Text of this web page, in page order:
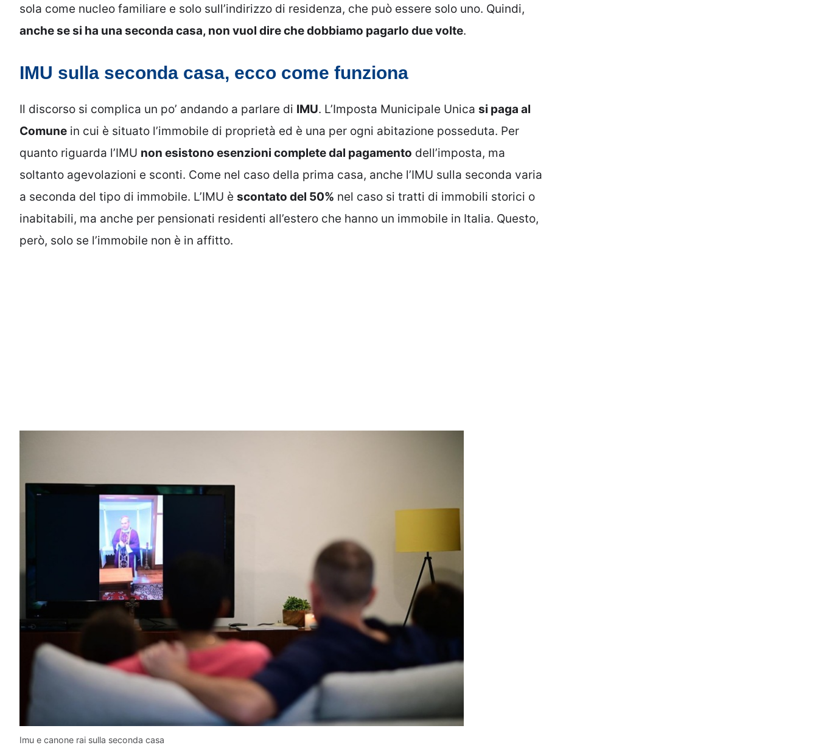
sola come nucleo familiare e solo sull’indirizzo di residenza, che può essere solo uno. Quindi,
anche se si ha una seconda casa, non vuol dire che dobbiamo pagarlo due volte.
IMU sulla seconda casa, ecco come funziona
Il discorso si complica un po’ andando a parlare di IMU. L’Imposta Municipale Unica si paga al
Comune in cui è situato l’immobile di proprietà ed è una per ogni abitazione posseduta. Per
quanto riguarda l’IMU non esistono esenzioni complete dal pagamento dell’imposta, ma
soltanto agevolazioni e sconti. Come nel caso della prima casa, anche l’IMU sulla seconda varia
a seconda del tipo di immobile. L’IMU è scontato del 50% nel caso si tratti di immobili storici o
inabitabili, ma anche per pensionati residenti all’estero che hanno un immobile in Italia. Questo,
però, solo se l’immobile non è in affitto.
Imu e canone rai sulla seconda casa